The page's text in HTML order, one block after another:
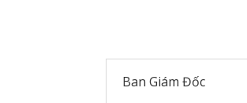
Ban Giám Đốc